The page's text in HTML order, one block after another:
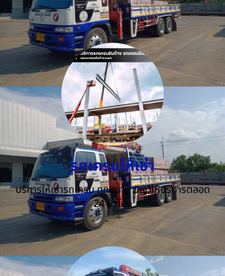
รถเครนให้เช่า
บริการให้เช่ารถเครน ทุกขนาด ยินดีให้บริการตลอด
24 ชั่วโมง